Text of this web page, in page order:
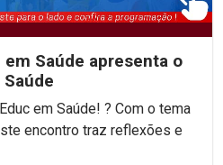
Saúde apresenta o
em Saúde! ? Com o tema
encontro traz reflexões e